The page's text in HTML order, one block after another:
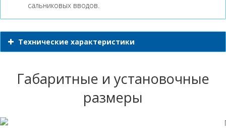
сальниковых вводов.
Технические характеристики
Габаритные и установочные
размеры